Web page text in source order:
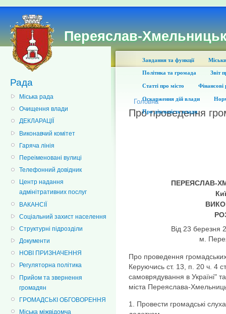
Переяслав-
Рада
Міська рада
Очищення влади
ДЕКЛАРАЦІЇ
Виконавчий комітет
Гаряча лінія
Переіменовані вулиці
Телефонний довідник
Центр надання
адмінітративних послуг
ВАКАНСІЇ
Соціальний захист населення
Структурні підрозділи
Документи
НОВІ ПРИЗНАЧЕННЯ
Регуляторна політика
Прийом та звернення
громадян
ГРОМАДСЬКІ ОБГОВОРЕННЯ
Міська міжвідомча
Завдання та функції
Політика та громада Звіт
Статті про місто Фінансові
Оскарження дій влади
Про діяльність влади
Головна
Про проведення
ПЕРЕЯСЛАВ-
Від 23
м.
Про проведення
Керуючись ст. 13, п. 20 ч. 4
самоврядування в Україні"
міста Переяслава-
1. Провести громадські